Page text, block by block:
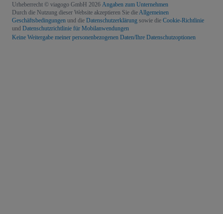
Urheberrecht © viagogo GmbH 2026 Angaben zum Unternehmen
Durch die Nutzung dieser Website akzeptieren Sie die Allgemeinen
Geschäftsbedingungen und die Datenschutzerklärung sowie die Cookie-Richtlinie
und Datenschutzrichtlinie für Mobilanwendungen
Keine Weitergabe meiner personenbezogenen Daten/Ihre Datenschutzoptionen